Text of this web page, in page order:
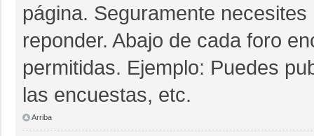
página. Seguramente
reponder. Abajo de cada foro
permitidas. Ejemplo: Puedes
las encuestas, etc.
Arriba